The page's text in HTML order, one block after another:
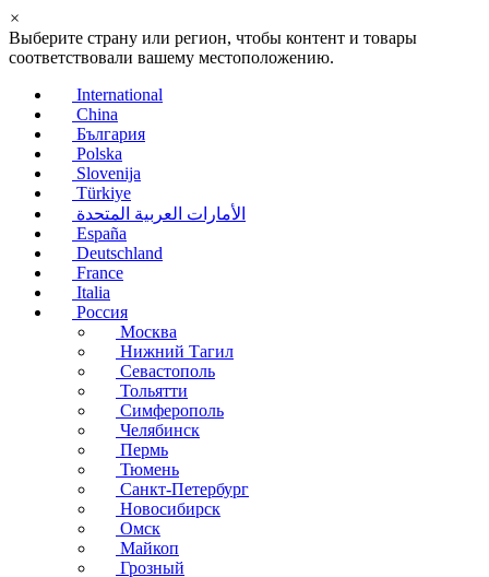
×
Выберите страну или регион, чтобы контент и товары
соответствовали вашему местоположению.
International
China
България
Polska
Slovenija
Türkiye
الأمارات العربية المتحدة
España
Deutschland
France
Italia
Россия
Москва
Нижний Тагил
Севастополь
Тольятти
Симферополь
Челябинск
Пермь
Тюмень
Санкт-Петербург
Новосибирск
Омск
Майкоп
Грозный